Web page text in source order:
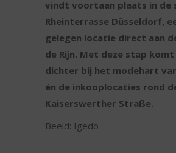
vindt voortaan plaats in de
Rheinterrasse Düsseldorf,
gelegen locatie direct aan
de Rijn. Met deze stap
dichter bij het modehart
én de inkooplocaties rond
Kaiserswerther Straße.
Beeld: Igedo